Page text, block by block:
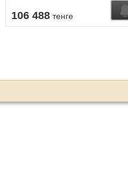
106 488тенге